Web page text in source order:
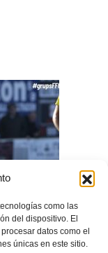
como las
del dispositivo. El
datos como el
únicas en este sitio.